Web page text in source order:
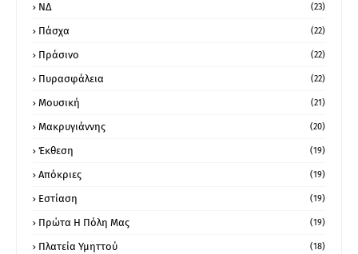
ΝΔ (23)
Πάσχα (22)
Πράσινο (22)
Πυρασφάλεια (22)
Μουσική (21)
Μακρυγιάννης (20)
Έκθεση (19)
Απόκριες (19)
Εστίαση (19)
Πρώτα Η Πόλη Μας (19)
Πλατεία Υμηττού (18)